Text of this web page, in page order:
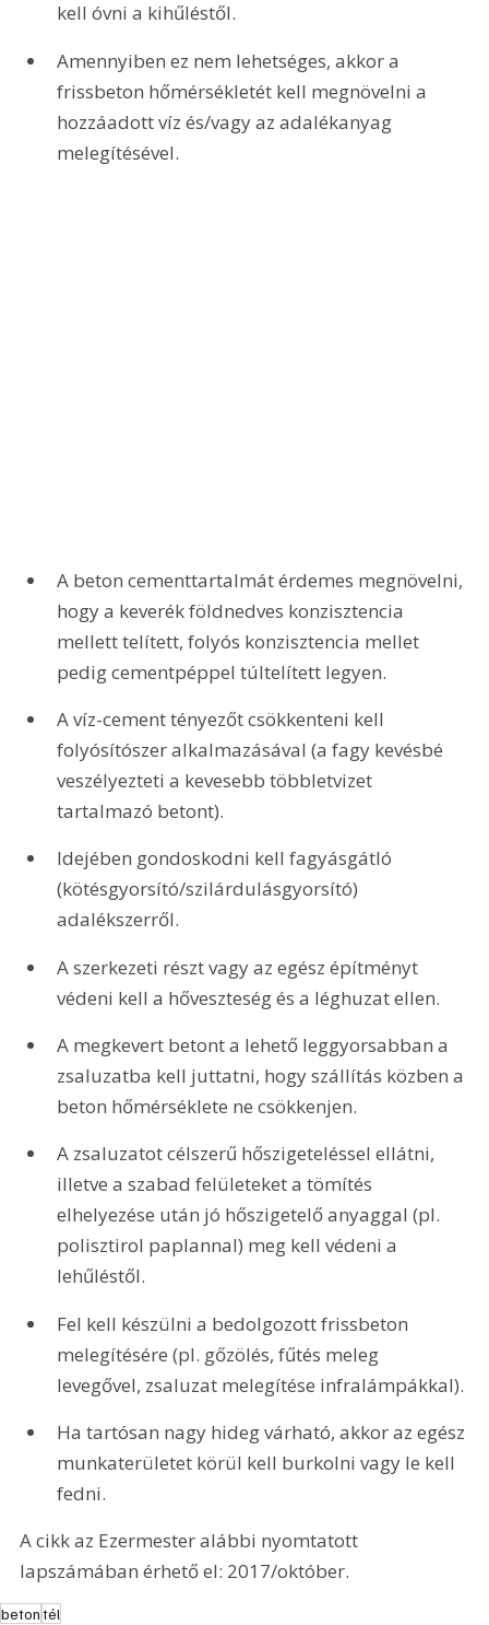
kell óvni a kihűléstől.
Amennyiben ez nem lehetséges, akkor a
frissbeton hőmérsékletét kell megnövelni a
hozzáadott víz és/vagy az adalékanyag
melegítésével.
A beton cementtartalmát érdemes megnövelni,
hogy a keverék földnedves konzisztencia
mellett telített, folyós konzisztencia mellet
pedig cementpéppel túltelített legyen.
A víz-cement tényezőt csökkenteni kell
folyósítószer alkalmazásával (a fagy kevésbé
veszélyezteti a kevesebb többletvizet
tartalmazó betont).
Idejében gondoskodni kell fagyásgátló
(kötésgyorsító/szilárdulásgyorsító)
adalékszerről.
A szerkezeti részt vagy az egész építményt
védeni kell a hőveszteség és a léghuzat ellen.
A megkevert betont a lehető leggyorsabban a
zsaluzatba kell juttatni, hogy szállítás közben a
beton hőmérséklete ne csökkenjen.
A zsaluzatot célszerű hőszigeteléssel ellátni,
illetve a szabad felületeket a tömítés
elhelyezése után jó hőszigetelő anyaggal (pl.
polisztirol paplannal) meg kell védeni a
lehűléstől.
Fel kell készülni a bedolgozott frissbeton
melegítésére (pl. gőzölés, fűtés meleg
levegővel, zsaluzat melegítése infralámpákkal).
Ha tartósan nagy hideg várható, akkor az egész
munkaterületet körül kell burkolni vagy le kell
fedni.
A cikk az Ezermester alábbi nyomtatott
lapszámában érhető el: 2017/október.
betontél